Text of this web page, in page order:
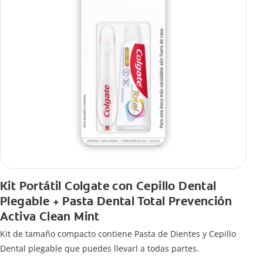
Kit Portátil Colgate con Cepillo Dental
Plegable + Pasta Dental Total Prevención
Activa Clean Mint
Kit de tamaño compacto contiene Pasta de Dientes y Cepillo
Dental plegable que puedes llevarl a todas partes.